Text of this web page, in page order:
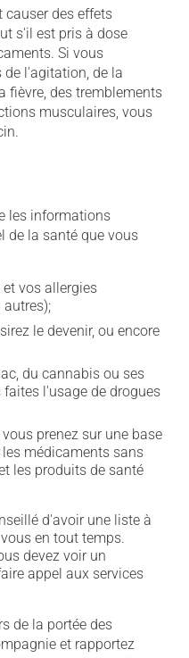
causer des effets
s'il est pris à dose
Si vous
l'agitation, de la
fièvre, des tremblements
musculaires, vous
les informations
de la santé que vous
vos allergies
le devenir, ou encore
du cannabis ou ses
l'usage de drogues
prenez sur une base
médicaments sans
les produits de santé
d'avoir une liste à
en tout temps.
devez voir un
appel aux services
de la portée des
et rapportez